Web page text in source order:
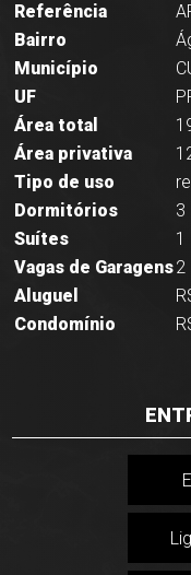
Referência
Bairro
Município
UF
Área total
Área privativa
Tipo de uso
Dormitórios
3
Suítes
1
Vagas de Garagens2
Aluguel
Condomínio